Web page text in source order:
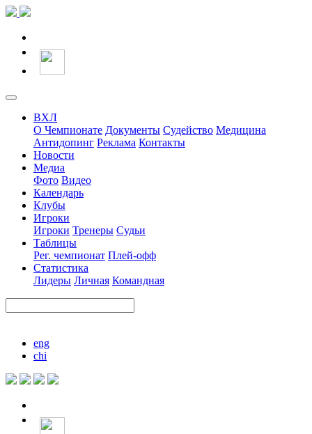
ВХЛ
О Чемпионате Документы Судейство Медицина
Антидопинг Реклама Контакты
Новости
Медиа
Фото Видео
Календарь
Клубы
Игроки
Игроки Тренеры Судьи
Таблицы
Рег. чемпионат Плей-офф
Статистика
Лидеры Личная Командная
eng
chi